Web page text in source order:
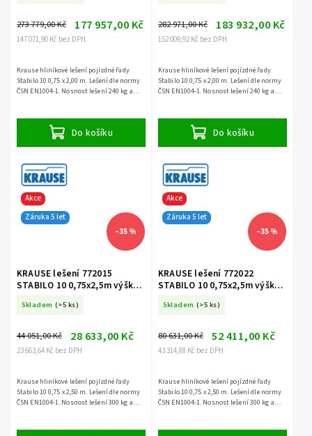
147 071,90 Kč bez DPH
273 779,00 Kč 177 957,00 Kč
Do košíku
Krause hliníkové lešení pojízdné řady
Stabilo 10 0,75 x 2,00 m. Lešení dle normy
ČSN EN1004-1. Nosnost lešení 240 kg a
152 009,92 Kč bez DPH
282 971,00 Kč 183 932,00 Kč
Do košíku
Krause hliníkové lešení pojízdné řady
Stabilo 10 0,75 x 2,00 m. Lešení dle normy
ČSN EN1004-1. Nosnost lešení 240 kg a
Akce
Záruka 5 let
–35 %
KRAUSE lešení 772015
STABILO 10 0,75x2,5m výška
Skladem (>5 ks)
23 663,64 Kč bez DPH
44 051,00 Kč 28 633,00 Kč
Krause hliníkové lešení pojízdné řady
Stabilo 10 0,75 x 2,50 m. Lešení dle normy
ČSN EN1004-1. Nosnost lešení 300 kg a
Akce
Záruka 5 let
–35 %
KRAUSE lešení 772022
STABILO 10 0,75x2,5m výška
Skladem (>5 ks)
43 314,88 Kč bez DPH
80 631,00 Kč 52 411,00 Kč
Krause hliníkové lešení pojízdné řady
Stabilo 10 0,75 x 2,50 m. Lešení dle normy
ČSN EN1004-1. Nosnost lešení 300 kg a